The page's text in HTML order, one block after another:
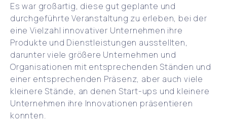
Es war großartig, diese gut geplante und
durchgeführte Veranstaltung zu erleben, bei der
eine Vielzahl innovativer Unternehmen ihre
Produkte und Dienstleistungen ausstellten,
darunter viele größere Unternehmen und
Organisationen mit entsprechenden Ständen und
einer entsprechenden Präsenz, aber auch viele
kleinere Stände, an denen Start-ups und kleinere
Unternehmen ihre Innovationen präsentieren
konnten.